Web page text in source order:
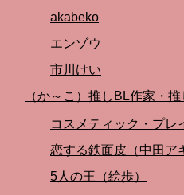
akabeko
エンゾウ
市川けい
（か～こ）推しBL作家・
コスメティック・プレ
恋する鉄面皮（中田ア
5人の王（絵歩）